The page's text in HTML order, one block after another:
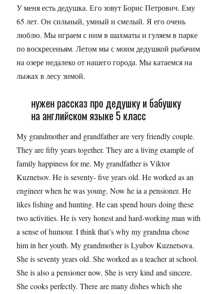
У меня есть дедушка. Его зовут Борис Петрович. Ему
65 лет. Он сильный, умный и смелый. Я его очень
люблю. Мы играем с ним в шахматы и гуляем в парке
по воскресеньям. Летом мы с моим дедушкой рыбачим
на озере недалеко от нашего города. Мы катаемся на
лыжах в лесу зимой.
нужен рассказ про дедушку и бабушку
на английском языке 5 класс
My grandmother and grandfather are very friendly couple.
They are fifty years together. They are a living example of
family happiness for me. My grandfather is Viktor
Kuznetsov. He is seventy- five years old. He worked as an
engineer when he was young. Now he ia a pensioner. He
likes fishing and hunting. He can spend hours doing these
two activities. He is very honest and hard-working man with
a sense of humour. I think that’s why my grandma chose
him in her youth. My grandmother is Lyubov Kuznetsova.
She is seventy years old. She worked as a teacher at school.
She is also a pensioner now. She is very kind and sincere.
She cooks perfectly. There are many dishes which she